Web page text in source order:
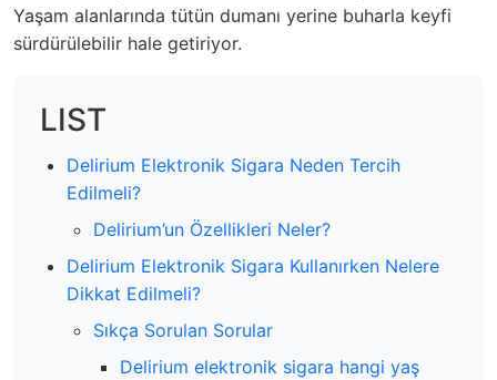
Yaşam alanlarında tütün dumanı yerine buharla keyfi
sürdürülebilir hale getiriyor.
LIST
Delirium Elektronik Sigara Neden Tercih
Edilmeli?
Delirium’un Özellikleri Neler?
Delirium Elektronik Sigara Kullanırken Nelere
Dikkat Edilmeli?
Sıkça Sorulan Sorular
Delirium elektronik sigara hangi yaş